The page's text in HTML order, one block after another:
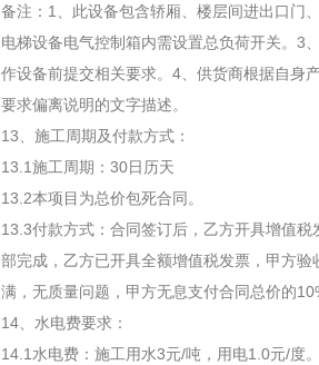
备注：1、此设备包含轿厢、楼层间进出口门
电梯设备电气控制箱内需设置总负荷开关。3
作设备前提交相关要求。4、供货商根据自身
要求偏离说明的文字描述。
13、施工周期及付款方式：
13.1施工周期：30日历天
13.2本项目为总价包死合同。
13.3付款方式：合同签订后，乙方开具增值
部完成，乙方已开具全额增值税发票，甲方
满，无质量问题，甲方无息支付合同总价的
14、水电费要求：
14.1水电费：施工用水3元/吨，用电1.0元/度